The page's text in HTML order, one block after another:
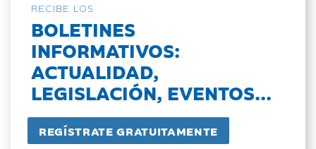
RECIBE LOS
BOLETINES
INFORMATIVOS:
ACTUALIDAD,
LEGISLACIÓN, EVENTOS...